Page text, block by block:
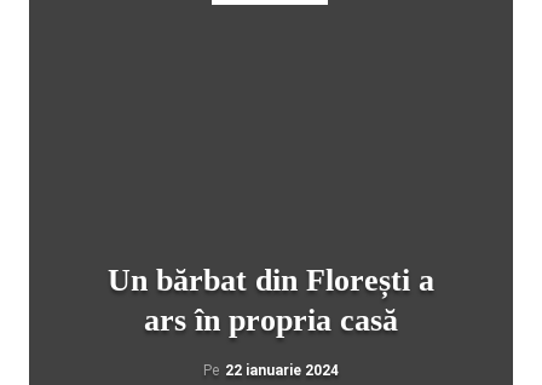
Un bărbat din Florești a
ars în propria casă
Pe 22 ianuarie 2024